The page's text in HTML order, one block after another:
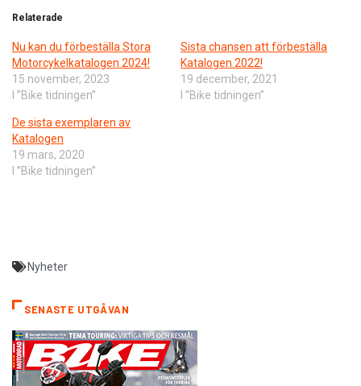
Relaterade
Nu kan du förbeställa Stora
Motorcykelkatalogen 2024!
15 november, 2023
I ”Bike tidningen”
Sista chansen att förbeställa
Katalogen 2022!
19 december, 2021
I ”Bike tidningen”
De sista exemplaren av
Katalogen
19 mars, 2020
I ”Bike tidningen”
Nyheter
SENASTE UTGÅVAN